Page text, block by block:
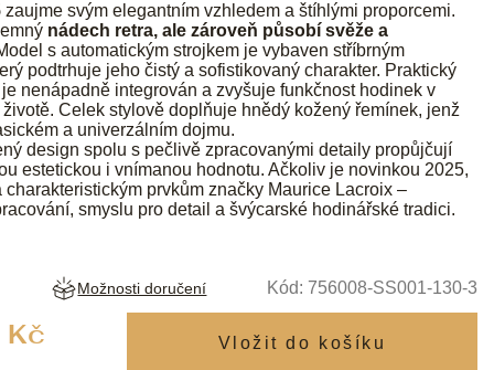
zaujme svým elegantním vzhledem a štíhlými proporcemi.
nádech retra, ale zároveň působí svěže a
s automatickým strojkem je vybaven stříbrným
podtrhuje jeho čistý a sofistikovaný charakter. Praktický
nenápadně integrován a zvyšuje funkčnost hodinek v
Celek stylově doplňuje hnědý kožený řemínek, jenž
a univerzálním dojmu.
design spolu s pečlivě zpracovanými detaily propůjčují
estetickou i vnímanou hodnotu. Ačkoliv je novinkou 2025,
charakteristickým prvkům značky Maurice Lacroix –
smyslu pro detail a švýcarské hodinářské tradici.
Možnosti doručení Kód: 756008-SS001-130-3